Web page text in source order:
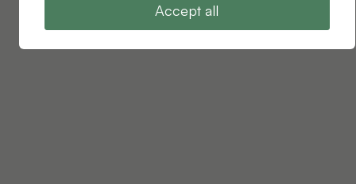
Accept all